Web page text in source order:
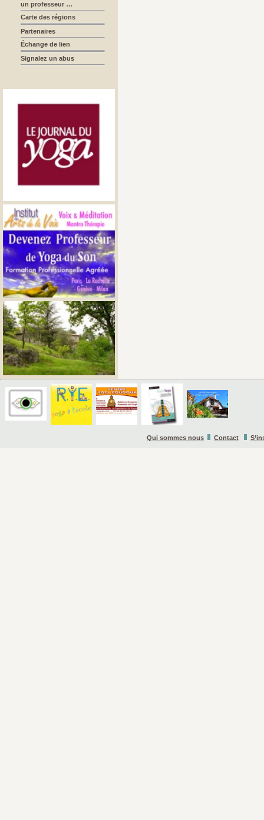
un professeur …
Carte des régions
Partenaires
Échange de lien
Signalez un abus
Qui sommes nous Contact